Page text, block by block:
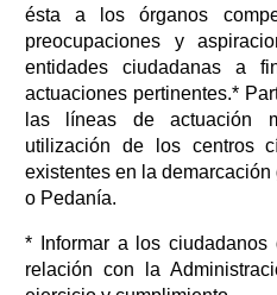
ésta a los órganos
preocupaciones y
entidades ciudadanas a
actuaciones pertinentes.*
las líneas de actuación
utilización de los centros
existentes en la
o Pedanía.
* Informar a los
relación con la